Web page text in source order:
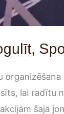
lai radītu
šajā